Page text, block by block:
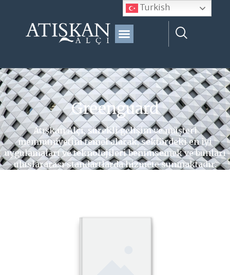
Greenguard
Greenguard
Atışkan Alçı, sürekli gelişim ve müşteri
memnuniyetini temel alarak, sektördeki en iyi
uygulamaları ve teknolojileri benimsemek ve bunları
uluslararası standartlarda hizmete sunmaktadır.
Turkish